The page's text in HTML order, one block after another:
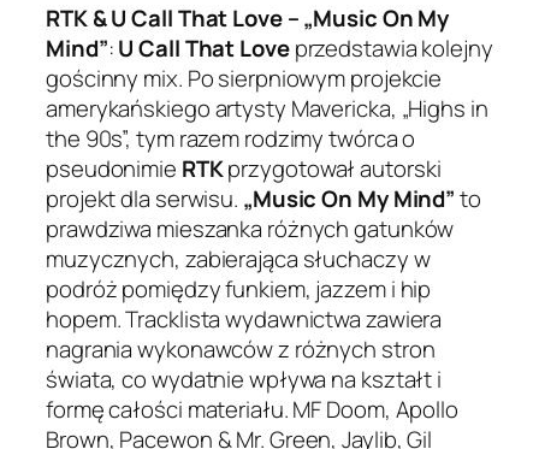
RTK & U Call That Love – „Music On My
Mind”:U Call That Loveprzedstawia kolejny
gościnny mix. Po sierpniowym projekcie
amerykańskiego artysty Mavericka, „Highs in
the 90s”, tym razem rodzimy twórca o
pseudonimie RTKprzygotował autorski
projekt dla serwisu. „Music On My Mind”to
prawdziwa mieszanka różnych gatunków
muzycznych, zabierająca słuchaczy w
podróż pomiędzy funkiem, jazzem i hip
hopem. Tracklista wydawnictwa zawiera
nagrania wykonawców z różnych stron
świata, co wydatnie wpływa na kształt i
formę całości materiału. MF Doom, Apollo
Brown, Pacewon & Mr. Green, Jaylib, Gil